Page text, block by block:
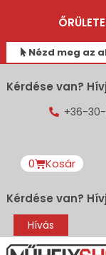
Nézd meg az
Kérdése van?
+36-
0 Kosár
Kérdése van?
Hívás